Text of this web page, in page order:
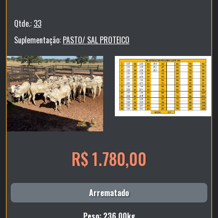
Qtde.: 33
Suplementação: PASTO/ SAL PROTEICO
R$ 1.780,00
Arrematado